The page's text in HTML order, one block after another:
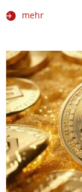
mehr